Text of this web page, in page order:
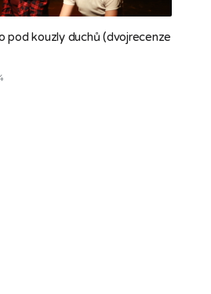
pod kouzly duchů (dvojrecenze